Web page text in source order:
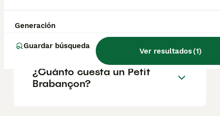
Generación
Guardar búsqueda
Ver resultados(1)
¿Son los petit brabancon
buenos perros de familia?
¿Cuánto cuesta un Petit
Brabançon?